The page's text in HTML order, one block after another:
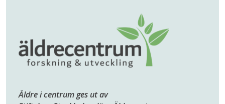
Äldre i centrum ges ut av